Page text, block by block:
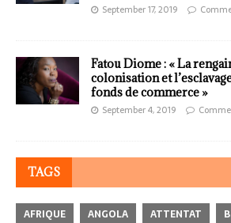
September 17, 2019
Fatou Diome : « La
colonisation et
fonds de commerce »
September 4, 2019
TAGS
AFRIQUE ANGOLA ATTENTAT